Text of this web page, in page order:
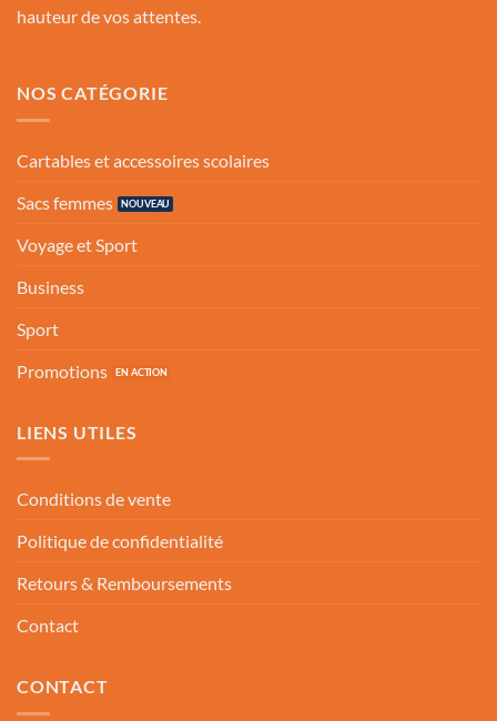
hauteur de vos attentes.
NOS CATÉGORIE
Cartables et accessoires scolaires
Sacs femmes
Voyage et Sport
Business
Sport
Promotions
LIENS UTILES
Conditions de vente
Politique de confidentialité
Retours & Remboursements
Contact
CONTACT